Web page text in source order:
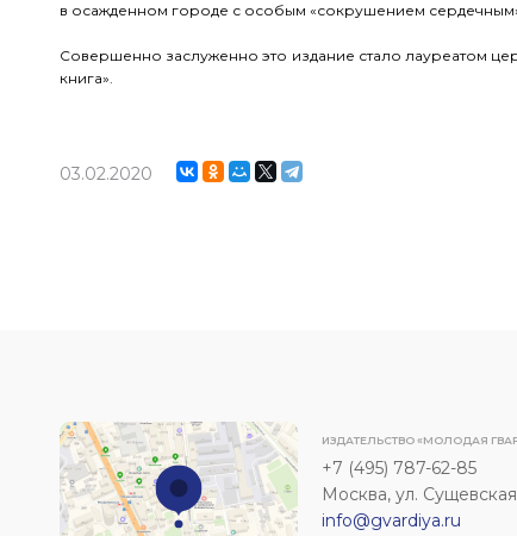
в осажденном городе с особым «сокрушением
Совершенно заслуженно это издание стало лауреатом
книга».
03.02.2020
ИЗДАТЕЛЬСТВО «МОЛОДАЯ
+7 (495) 787-62-85
Москва, ул.
info@gvardiya.ru